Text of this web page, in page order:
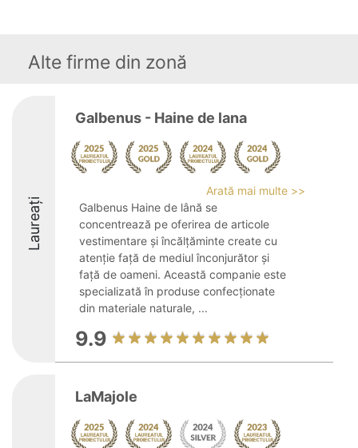
Alte firme din zonă
Laureați
Galbenus - Haine de lana
Arată mai multe >>
Galbenus Haine de lână se
concentrează pe oferirea de articole
vestimentare și încălțăminte create cu
atenție față de mediul înconjurător și
față de oameni. Această companie este
specializată în produse confecționate
din materiale naturale, ...
9.9
LaMajole